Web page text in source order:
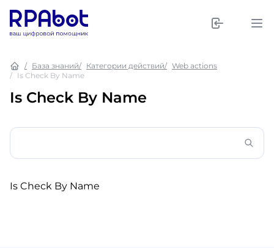
База знаний Категории действий
Web actions
Is Check By Name
Is Check By Name
Is Check By Name